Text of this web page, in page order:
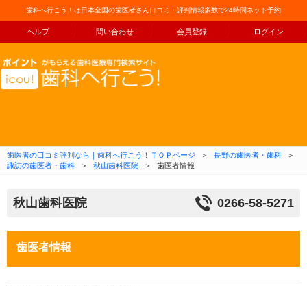
歯科へ行こう！は日本全国の歯医者さん口コミ・評判情報多数で24時間ネット予約
ヘルプ 問い合わせ 会員登録 ログイン
コンテンツへ移動
歯医者の口コミ評判なら｜歯科へ行こう！ＴＯＰページ ＞ 長野の歯医者・歯科
＞
諏訪の歯医者・歯科
＞ 秋山歯科医院 ＞ 歯医者情報
秋山歯科医院 0266-58-5271
歯医者情報